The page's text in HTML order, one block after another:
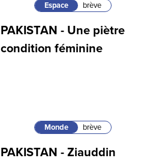
Espace brève
PAKISTAN - Une piètre
condition féminine
Monde brève
PAKISTAN - Ziauddin